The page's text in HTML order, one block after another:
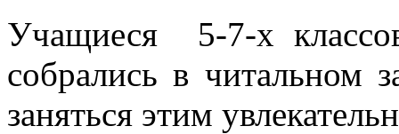
Учащиеся 5-7-х
собрались в читальном
заняться этим